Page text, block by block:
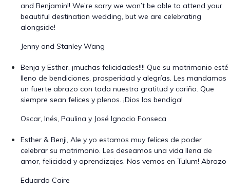
and Benjamin!! We’re sorry we won’t be able to attend your
beautiful destination wedding, but we are celebrating
alongside!
Jenny and Stanley Wang
Benja y Esther, ¡muchas felicidades!!!! Que su matrimonio esté
lleno de bendiciones, prosperidad y alegrías. Les mandamos
un fuerte abrazo con toda nuestra gratitud y cariño. Que
siempre sean felices y plenos. ¡Dios los bendiga!
Oscar, Inés, Paulina y José Ignacio Fonseca
Esther & Benji, Ale y yo estamos muy felices de poder
celebrar su matrimonio. Les deseamos una vida llena de
amor, felicidad y aprendizajes. Nos vemos en Tulum! Abrazo
Eduardo Caire